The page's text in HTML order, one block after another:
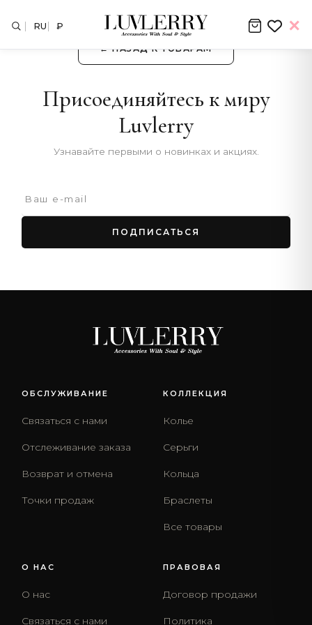
← НАЗАД К ТОВАРАМ
Присоединяйтесь к миру
Luvlerry
Узнавайте первыми о новинках и акциях.
ПОДПИСАТЬСЯ
ОБСЛУЖИВАНИЕ
Связаться с нами
Отслеживание заказа
Возврат и отмена
Точки продаж
КОЛЛЕКЦИЯ
Колье
Серьги
Кольца
Браслеты
Все товары
О НАС
О нас
Связаться с нами
ПРАВОВАЯ
Договор продажи
Политика
RU ₽